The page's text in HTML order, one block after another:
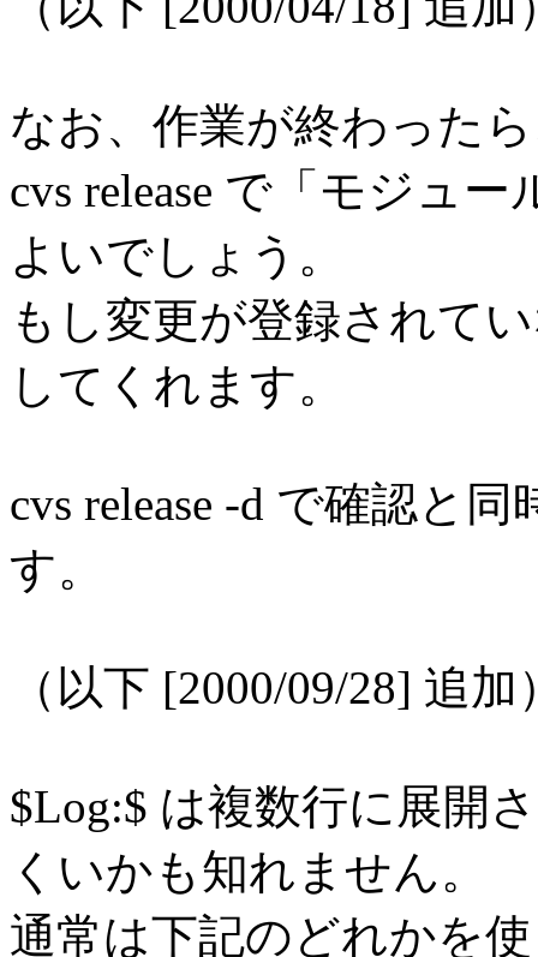
なお、作業が終わった
cvs release で「モジュ
よいでしょう。
もし変更が登録されて
してくれます。
cvs release -d で確認と
す。
（以下 [2000/09/28] 追加
$Log:$ は複数行に展開
くいかも知れません。
通常は下記のどれかを